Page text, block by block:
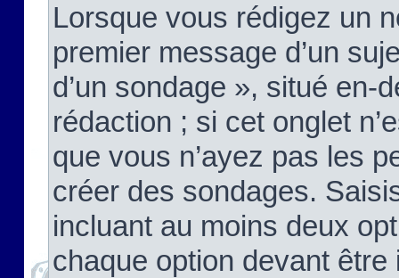
Lorsque vous rédigez un
premier message d’un
d’un sondage », situé en-
rédaction ; si cet onglet
que vous n’ayez pas les
créer des sondages.
incluant au moins deux
chaque option devant